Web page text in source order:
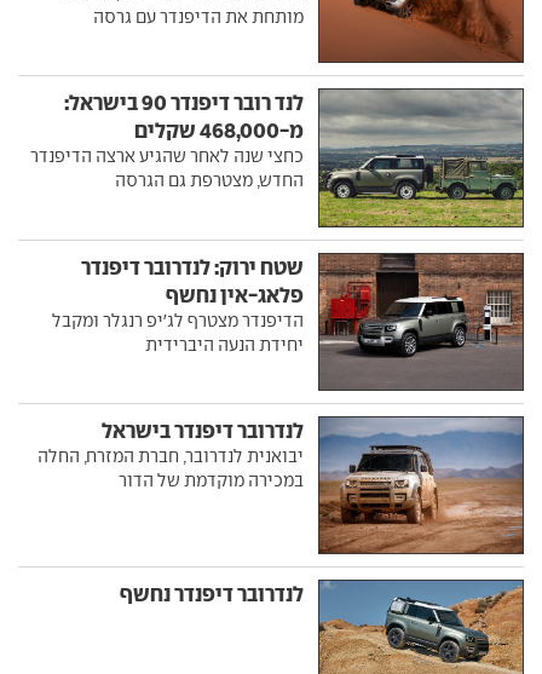
מותחת את הדיפנדר עם גרסה
לנד רובר דיפנדר 90 בישראל:
מ-468,000 שקלים
כחצי שנה לאחר שהגיע ארצה הדיפנדר
החדש, מצטרפת גם הגרסה
שטח ירוק: לנדרובר דיפנדר
פלאג-אין נחשף
הדיפנדר מצטרף לג'יפ רנגלר ומקבל
יחידת הנעה היברידית
לנדרובר דיפנדר בישראל
יבואנית לנדרובר, חברת המזרח, החלה
במכירה מוקדמת של הדור
לנדרובר דיפנדר נחשף